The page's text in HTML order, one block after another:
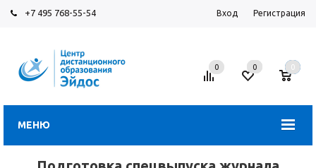
+7 495 768-55-54 Вход Регистрация
МЕНЮ
0 0 0